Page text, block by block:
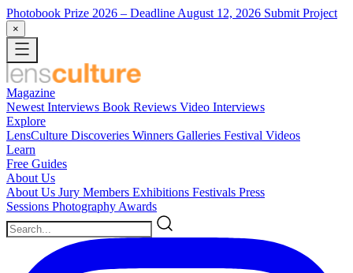
Photobook Prize 2026 – Deadline August 12, 2026 Submit Project
×
Magazine
Newest Interviews Book Reviews Video Interviews
Explore
LensCulture Discoveries Winners Galleries Festival Videos
Learn
Free Guides
About Us
About Us Jury Members Exhibitions Festivals Press
Sessions Photography Awards